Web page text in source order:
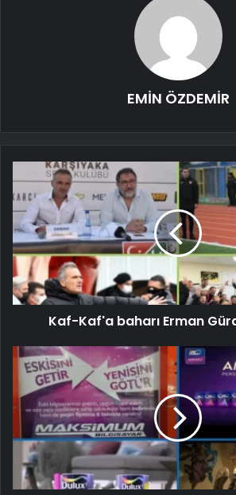
EMİN ÖZDEMİR
Kaf-Kaf'a baharı Erman